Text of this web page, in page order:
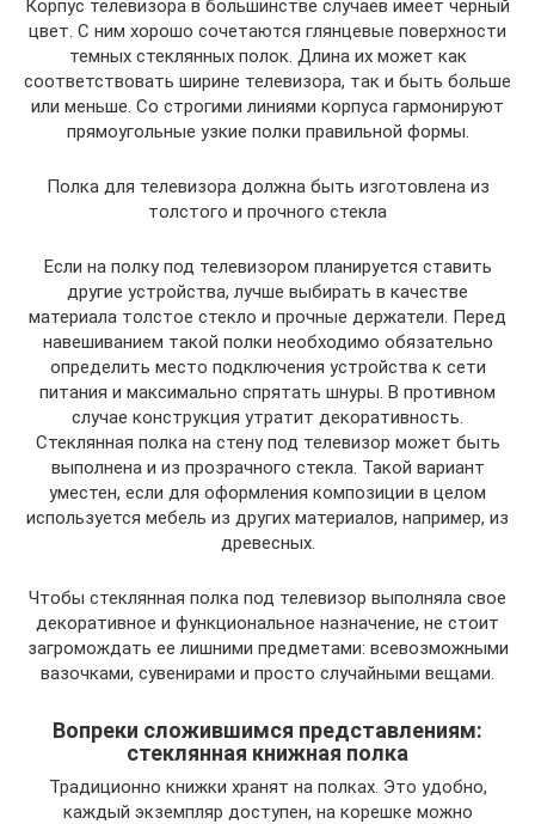
Корпус телевизора в большинстве случаев имеет черный
цвет. С ним хорошо сочетаются глянцевые поверхности
темных стеклянных полок. Длина их может как
соответствовать ширине телевизора, так и быть больше
или меньше. Со строгими линиями корпуса гармонируют
прямоугольные узкие полки правильной формы.
Полка для телевизора должна быть изготовлена из
толстого и прочного стекла
Если на полку под телевизором планируется ставить
другие устройства, лучше выбирать в качестве
материала толстое стекло и прочные держатели. Перед
навешиванием такой полки необходимо обязательно
определить место подключения устройства к сети
питания и максимально спрятать шнуры. В противном
случае конструкция утратит декоративность.
Стеклянная полка на стену под телевизор может быть
выполнена и из прозрачного стекла. Такой вариант
уместен, если для оформления композиции в целом
используется мебель из других материалов, например, из
древесных.
Чтобы стеклянная полка под телевизор выполняла свое
декоративное и функциональное назначение, не стоит
загромождать ее лишними предметами: всевозможными
вазочками, сувенирами и просто случайными вещами.
Вопреки сложившимся представлениям:
стеклянная книжная полка
Традиционно книжки хранят на полках. Это удобно,
каждый экземпляр доступен, на корешке можно